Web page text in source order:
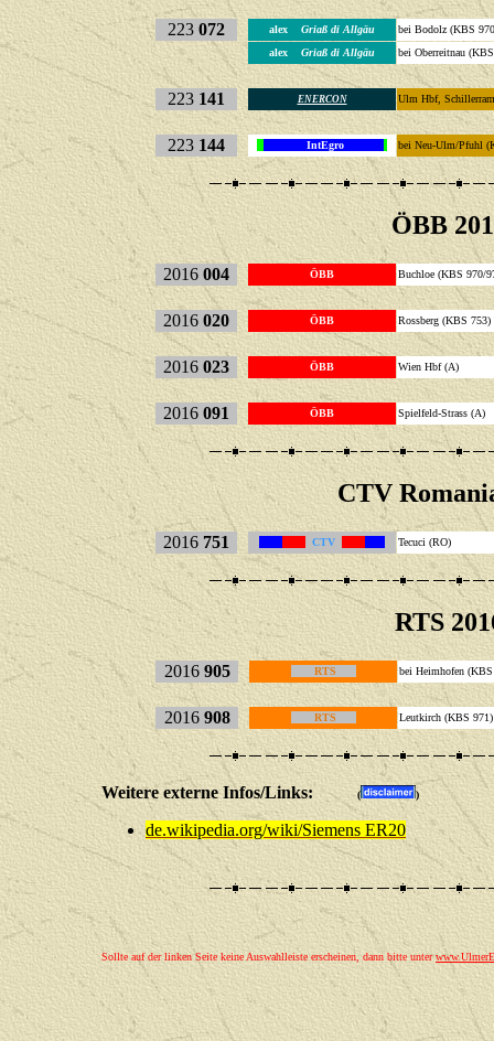
223 072 alex Griaß di Allgäu
bei Bodolz (KBS
alex
Griaß di Allgäu bei Oberreitnau
223 141 ENERCON Ulm Hbf,
223 144 IntEgro bei Neu-Ulm/Pfuhl
ÖBB
2016 004 ÖBB Buchloe (KBS 970/
2016 020 ÖBB Rossberg (KBS 753)
2016 023 ÖBB Wien Hbf (A)
2016 091 ÖBB Spielfeld-Strass (A)
CTV
2016 751 CTV Tecuci (RO)
RTS
2016 905 RTS bei Heimhofen
2016 908 RTS Leutkirch (KBS 971)
Weitere externe Infos/Links:( )
de.wikipedia.org/wiki/Siemens ER20
Sollte auf der linken Seite keine Auswahlleiste erscheinen, dann bitte unter